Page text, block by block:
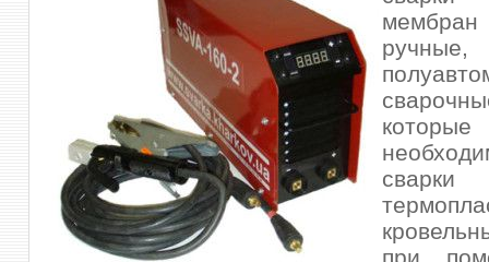
мембран
ручные,
которые
сварки